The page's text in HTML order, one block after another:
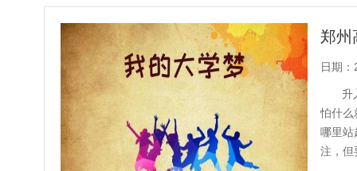
郑州
日期
升
怕什么
哪里站
注，但